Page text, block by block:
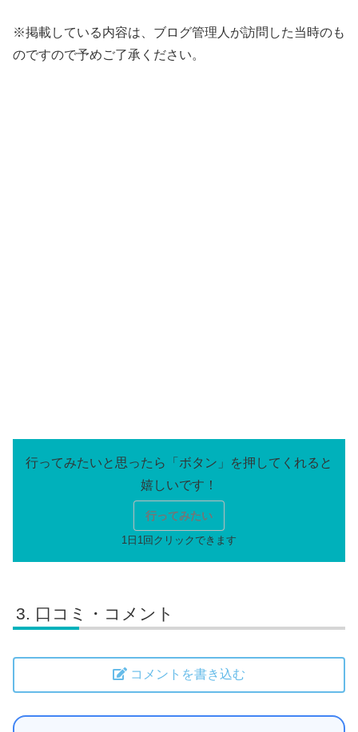
※掲載している内容は、ブログ管理人が訪問した当時のも
のですので予めご了承ください。
行ってみたい
口コミ・コメント
コメントを書き込む